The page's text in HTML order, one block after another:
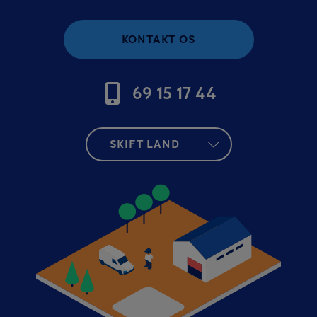
KONTAKT OS
69 15 17 44
SKIFT LAND